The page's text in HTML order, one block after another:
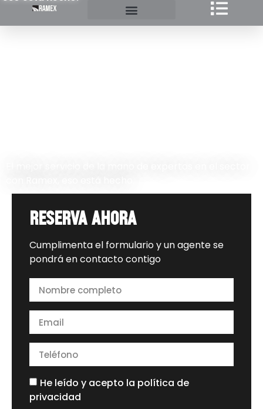
reserva ahora
Cumplimenta el formulario y un agente se
pondrá en contacto contigo
He leído y acepto la política de
privacidad